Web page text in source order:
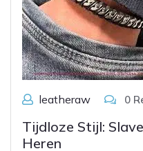
leatheraw 0
Tijdloze Stijl:
Heren